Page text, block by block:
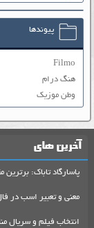
پیوندها
Filmo
هنگ درام
وطن موزیک
آخرین های
پاسارگاد تاباک:
معنی و تعبیر اسب در
انتخاب فیلم و سریال